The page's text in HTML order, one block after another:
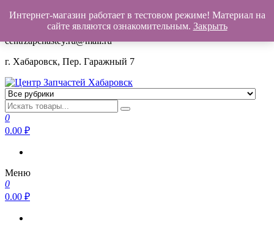
+7(962)503-00-25
centrzapchastey.ru@mail.ru
г. Хабаровск, Пер. Гаражный 7
Центр Запчастей Хабаровск
Запчасти для авто,
мото,бензопил,велосипедов,снегоходов,бензопил и т.д.
Хабаровск
0
0.00 ₽
Меню
0
0.00 ₽
Интернет-магазин работает в тестовом режиме! Материал на
сайте являются ознакомительным. Закрыть